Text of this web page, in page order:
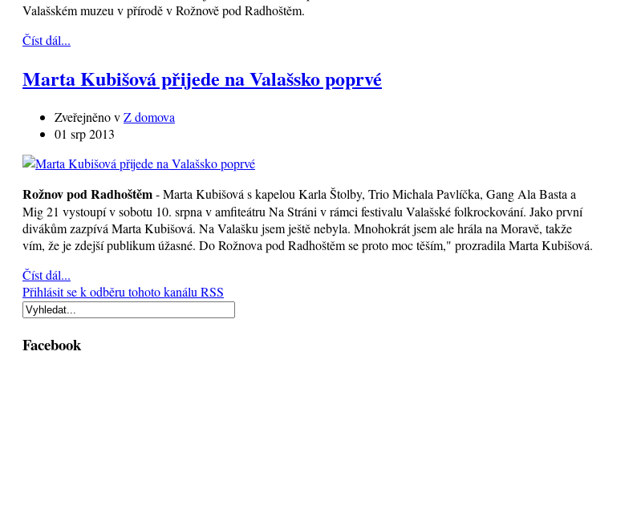
Valašském muzeu v přírodě v Rožnově pod Radhoštěm.
Číst dál...
Marta Kubišová přijede na Valašsko poprvé
Zveřejněno vZ domova
01 srp 2013
Rožnov pod Radhoštěm- Marta Kubišová s kapelou Karla Štolby, Trio Michala Pavlíčka, Gang Ala Basta a
Mig 21 vystoupí v sobotu 10. srpna v amfiteátru Na Stráni v rámci festivalu Valašské folkrockování. Jako první
divákům zazpívá Marta Kubišová. Na Valašku jsem ještě nebyla. Mnohokrát jsem ale hrála na Moravě, takže
vím, že je zdejší publikum úžasné. Do Rožnova pod Radhoštěm se proto moc těším," prozradila Marta Kubišová.
Číst dál...
Přihlásit se k odběru tohoto kanálu RSS
Facebook